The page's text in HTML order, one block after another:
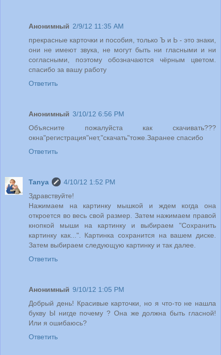
Анонимный 2/9/12 11:35 AM
прекрасные карточки и пособия, только Ъ и Ь - это знаки,
они не имеют звука, не могут быть ни гласными и ни
согласными, поэтому обозначаются чёрным цветом.
спасибо за вашу работу
Ответить
Анонимный 3/10/12 6:56 PM
Объясните пожалуйста как скачивать???
окна"регистрация"нет,"скачать"тоже.Заранее спасибо
Ответить
Tanya
4/10/12 1:52 PM
Здравствуйте!
Нажимаем на картинку мышкой и ждем когда она
откроется во весь свой размер. Затем нажимаем правой
кнопкой мыши на картинку и выбираем "Сохранить
картинку как...". Картинка сохранится на вашем диске.
Затем выбираем следующую картинку и так далее.
Ответить
Анонимный 9/10/12 1:05 PM
Добрый день! Красивые карточки, но я что-то не нашла
букву Ы нигде почему ? Она же должна быть гласной!
Или я ошибаюсь?
Ответить